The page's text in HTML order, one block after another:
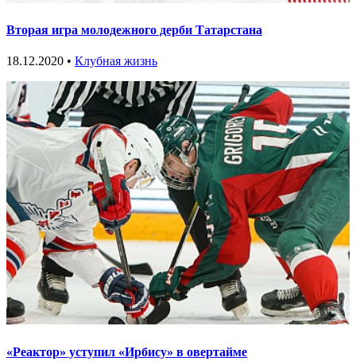
Вторая игра молодежного дерби Татарстана
18.12.2020 • Клубная жизнь
«Реактор» уступил «Ирбису» в овертайме